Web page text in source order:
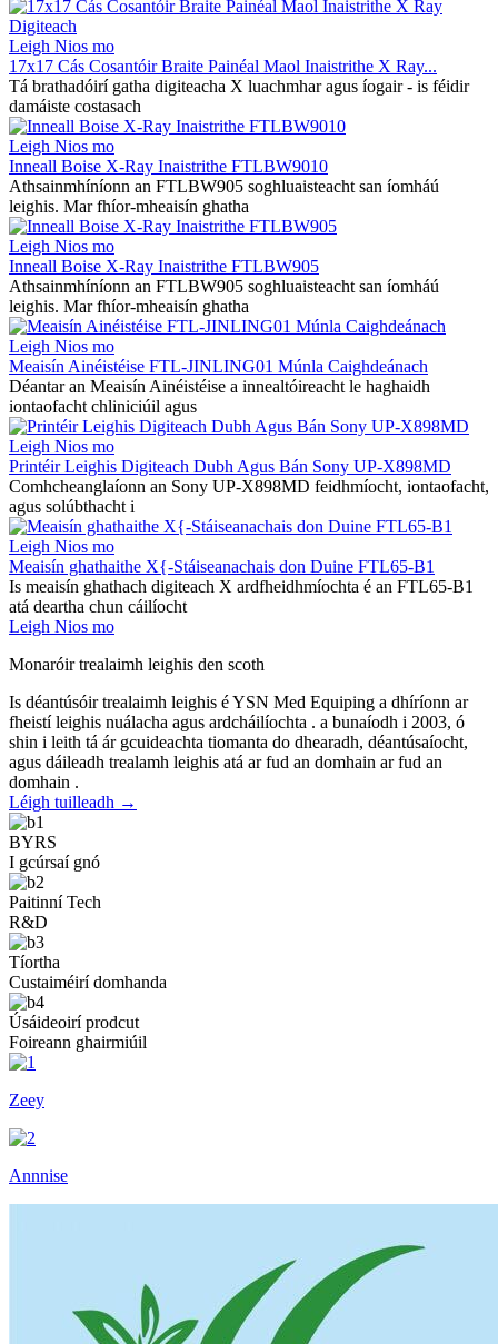
Leigh Nios mo
17x17 Cás Cosantóir Braite Painéal Maol Inaistrithe X Ray...
Tá brathadóirí gatha digiteacha X luachmhar agus íogair - is féidir
damáiste costasach
Leigh Nios mo
Inneall Boise X-Ray Inaistrithe FTLBW9010
Athsainmhíníonn an FTLBW905 soghluaisteacht san íomháú
leighis. Mar fhíor-mheaisín ghatha
Leigh Nios mo
Inneall Boise X-Ray Inaistrithe FTLBW905
Athsainmhíníonn an FTLBW905 soghluaisteacht san íomháú
leighis. Mar fhíor-mheaisín ghatha
Leigh Nios mo
Meaisín Ainéistéise FTL-JINLING01 Múnla Caighdeánach
Déantar an Meaisín Ainéistéise a innealtóireacht le haghaidh
iontaofacht chliniciúil agus
Leigh Nios mo
Printéir Leighis Digiteach Dubh Agus Bán Sony UP-X898MD
Comhcheanglaíonn an Sony UP-X898MD feidhmíocht, iontaofacht,
agus solúbthacht i
Leigh Nios mo
Meaisín ghathaithe X{-Stáiseanachais don Duine FTL65-B1
Is meaisín ghathach digiteach X ardfheidhmíochta é an FTL65-B1
atá deartha chun cáilíocht
Leigh Nios mo
Monaróir trealaimh leighis den scoth
Is déantúsóir trealaimh leighis é YSN Med Equiping a dhíríonn ar
fheistí leighis nuálacha agus ardcháilíochta . a bunaíodh i 2003, ó
shin i leith tá ár gcuideachta tiomanta do dhearadh, déantúsaíocht,
agus dáileadh trealamh leighis atá ar fud an domhain ar fud an
domhain .
Léigh tuilleadh →
BYRS
I gcúrsaí gnó
Paitinní Tech
R&D
Tíortha
Custaiméirí domhanda
Úsáideoirí prodcut
Foireann ghairmiúil
Zeey
Annnise